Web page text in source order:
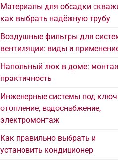
Материалы для обсадки
как выбрать надёжную трубу
Воздушные фильтры для
вентиляции: виды и
Напольный люк в доме:
практичность
Инженерные системы под ключ:
отопление, водоснабжение,
электромонтаж
Как правильно выбрать и
установить кондиционер